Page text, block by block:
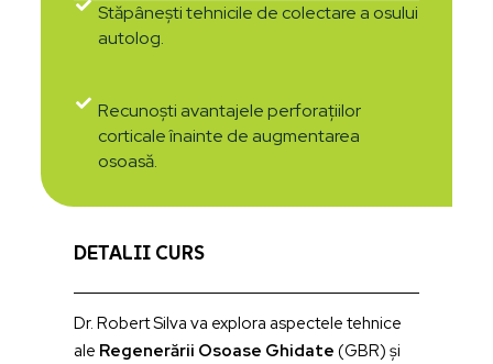
Stăpânești tehnicile de colectare a osului
autolog.
Recunoști avantajele perforațiilor
corticale înainte de augmentarea
osoasă.
DETALII CURS
Dr. Robert Silva va explora aspectele tehnice
ale Regenerării Osoase Ghidate (GBR) și